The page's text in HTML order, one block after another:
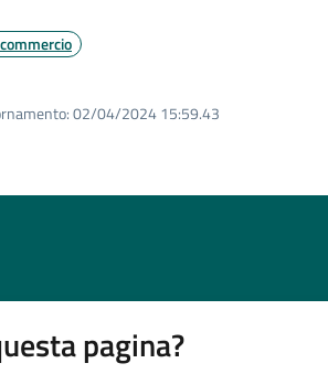
02/04/2024 15:59.43
pagina?